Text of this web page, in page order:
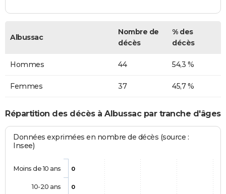
Albussac
Nombre de
décès
% des
décès
Hommes 44 54,3 %
Femmes 37 45,7 %
Répartition des décès à Albussac par tranche d'âges
Données exprimées en nombre de décès (source :
Insee)
0
0
Moins de 10 ans
10-20 ans